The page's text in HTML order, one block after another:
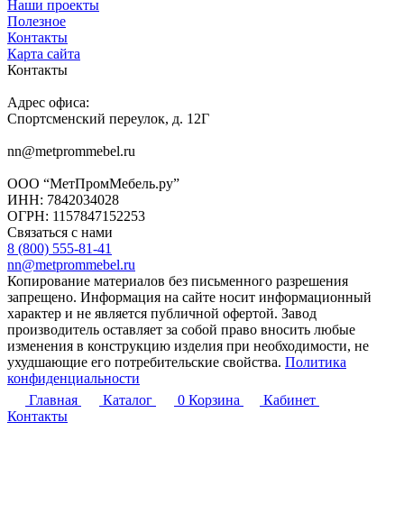
Наши проекты
Полезное
Контакты
Карта сайта
Контакты
Адрес офиса:
Спортсменский переулок, д. 12Г
nn@metprommebel.ru
ООО “МетПромМебель.ру”
ИНН: 7842034028
ОГРН: 1157847152253
Связаться с нами
8 (800) 555-81-41
nn@metprommebel.ru
Копирование материалов без письменного разрешения
запрещено. Информация на сайте носит информационный
характер и не является публичной офертой. Завод
производитель оставляет за собой право вносить любые
изменения в конструкцию изделия при необходимости, не
ухудшающие его потребительские свойства. Политика
конфиденциальности
Главная
Каталог 0 Корзина
Кабинет
Контакты